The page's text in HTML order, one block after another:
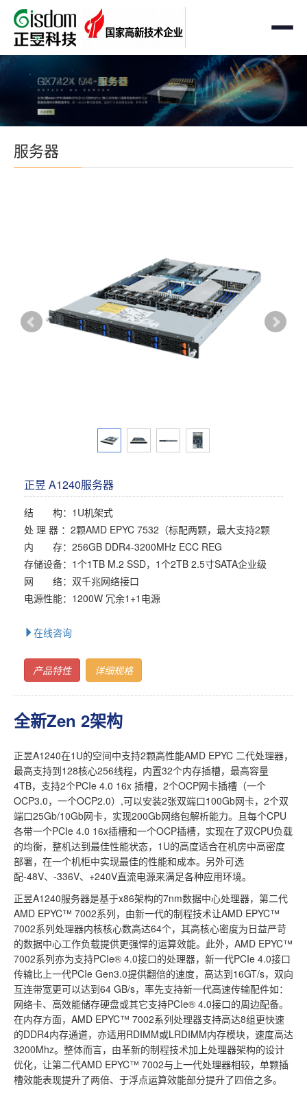
首页
工作站
AMD企业级工作站
Intel 企业级工作站
便携一体式工作站
多屏工作站
塔式静音通用工作站
服务器
通用服务器
高频应用服务器
存储
品牌定制化
定制化分类
成功案例
服务器
正昱 A1240服务器
结 构：1U机架式
处 理 器 ：2颗AMD EPYC 7532（标配两颗，最大支持2颗
内 存：256GB DDR4-3200MHz ECC REG
存储设备：1个1TB M.2 SSD，1个2TB 2.5寸SATA企业级
网 络：双千兆网络接口
电源性能：1200W 冗余1+1电源
在线咨询
产品特性 详细规格
全新Zen 2架构
正昱A1240在1U的空间中支持2颗高性能AMD EPYC 二代处理器，
最高支持到128核心256线程，内置32个内存插槽，最高容量
4TB，支持2个PCIe 4.0 16x 插槽，2个OCP网卡插槽（一个
OCP3.0，一个OCP2.0）,可以安装2张双端口100Gb网卡，2个双
端口25Gb/10Gb网卡，实现200Gb网络包解析能力。且每个CPU
各带一个PCIe 4.0 16x插槽和一个OCP插槽，实现在了双CPU负载
的均衡，整机达到最佳性能状态，1U的高度适合在机房中高密度
部署，在一个机柜中实现最佳的性能和成本。另外可选
配-48V、-336V、+240V直流电源来满足各种应用环境。
正昱A1240服务器是基于x86架构的7nm数据中心处理器，第二代
AMD EPYC™ 7002系列，由新一代的制程技术让AMD EPYC™
7002系列处理器内核核心数高达64个，其高核心密度为日益严苛
的数据中心工作负载提供更强悍的运算效能。此外，AMD EPYC™
7002系列亦为支持PCIe® 4.0接口的处理器，新一代PCIe 4.0接口
传输比上一代PCIe Gen3.0提供翻倍的速度，高达到16GT/s，双向
互连带宽更可以达到64 GB/s，率先支持新一代高速传输配件如：
网络卡、高效能储存硬盘或其它支持PCIe® 4.0接口的周边配备。
在内存方面，AMD EPYC™ 7002系列处理器支持高达8组更快速
的DDR4内存通道，亦适用RDIMM或LRDIMM内存模块，速度高达
3200Mhz。整体而言，由革新的制程技术加上处理器架构的设计
优化，让第二代AMD EPYC™ 7002与上一代处理器相较，单颗插
槽效能表现提升了两倍、于浮点运算效能部分提升了四倍之多。